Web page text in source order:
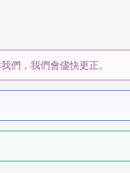
們，我們會儘快更正。